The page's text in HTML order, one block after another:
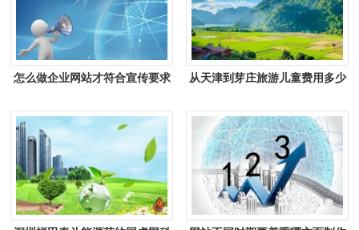
怎么做企业网站才符合宣传要求 从天津到芽庄旅游儿童费用多少